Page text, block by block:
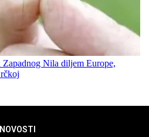
Nila diljem Europe,
NOVOSTI